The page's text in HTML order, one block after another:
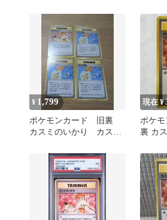
¥ 1,799
ポケモンカード 旧裏
カスミのいかり カスミ
現在 ¥
ポケモ
裏 カ